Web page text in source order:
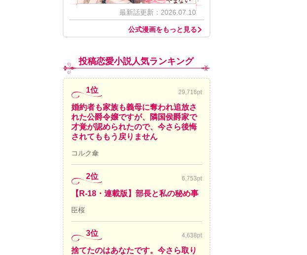
最新話更新：2026.07.10
公式漫画をもっと見る
投稿恋愛小説人気ランキング
1位 29,716pt
婚約者も家族も義母に奪われ追放さ
れた公爵令嬢ですが、隣国侯爵家で
才覚が認められたので、今さら後悔
されてももう戻りません
コルク傘
2位 6,753pt
【R-18・連載版】部長と私の秘め事
臣桜
3位 4,638pt
捨てたのはあなたです。今さら取り